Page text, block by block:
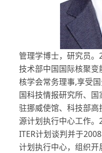
管理学博士，研究员
技术部中国国际核聚
核学会常务理事,享受
国科技情报研究所、国
驻挪威使馆、科技部
源计划执行中心工作
ITER计划谈判并于
计划执行中心，组织开